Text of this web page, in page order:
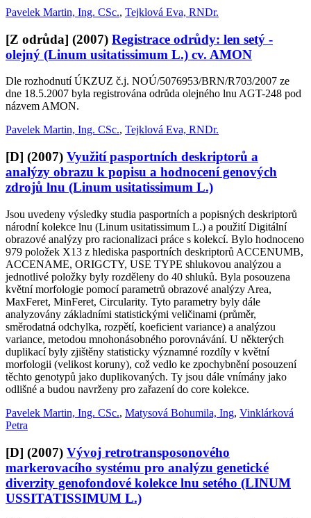
Pavelek Martin, Ing. CSc., Tejklová Eva, RNDr.
[Z odrůda] (2007) Registrace odrůdy: len setý -
olejný (Linum usitatissimum L.) cv. AMON
Dle rozhodnutí ÚKZUZ č.j. NOÚ/5076953/BRN/R703/2007 ze
dne 18.5.2007 byla registrována odrůda olejného lnu AGT-248 pod
názvem AMON.
Pavelek Martin, Ing. CSc., Tejklová Eva, RNDr.
[D] (2007) Využití pasportních deskriptorů a
analýzy obrazu k popisu a hodnocení genových
zdrojů lnu (Linum usitatissimum L.)
Jsou uvedeny výsledky studia pasportních a popisných deskriptorů
národní kolekce lnu (Linum usitatissimum L.) a použití Digitální
obrazové analýzy pro racionalizaci práce s kolekcí. Bylo hodnoceno
979 položek X13 z hlediska pasportních deskriptorů ACCENUMB,
ACCENAME, ORIGCTY, USE TYPE shlukovou analýzou a
jednotlivé položky byly rozděleny do 40 shluků. Byla posouzena
květní morfologie pomocí parametrů obrazové analýzy Area,
MaxFeret, MinFeret, Circularity. Tyto parametry byly dále
analyzovány základními statistickými veličinami (průměr,
směrodatná odchylka, rozpětí, koeficient variance) a analýzou
variance, metodou mnohonásobného porovnávání. U některých
duplikací byly zjištěny statisticky významné rozdíly v květní
morfologii (velikost koruny), což vedlo ke zpochybnění posouzení
těchto genotypů jako duplikovaných. Ty jsou dále vnímány jako
odlišné a budou navrženy pro zařazení do core kolekce.
Pavelek Martin, Ing. CSc., Matysová Bohumila, Ing, Vinklárková
Petra
[D] (2007) Vývoj retrotransposonového
markerovacího systému pro analýzu genetické
diverzity genofondové kolekce lnu setého (LINUM
USSITATISSIMUM L.)